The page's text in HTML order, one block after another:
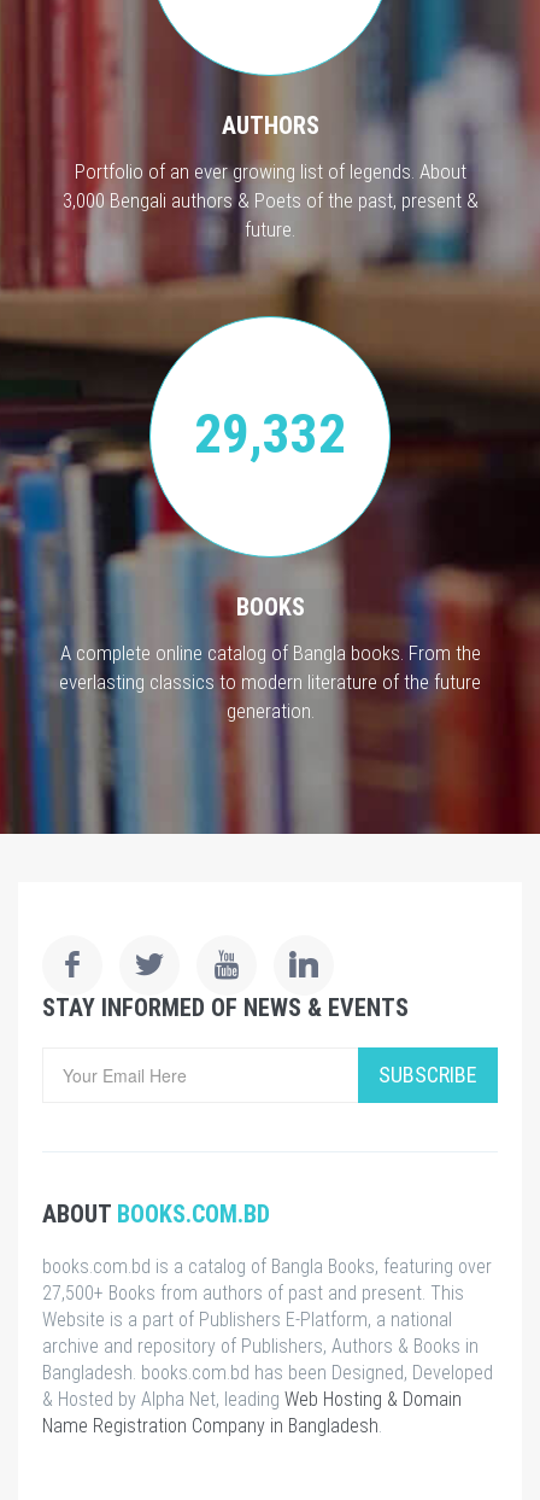
AUTHORS
Portfolio of an ever growing list of legends. About
3,000 Bengali authors & Poets of the past, present &
future.
29,332
BOOKS
A complete online catalog of Bangla books. From the
everlasting classics to modern literature of the future
generation.
STAY INFORMED OF NEWS & EVENTS
SUBSCRIBE
ABOUT BOOKS.COM.BD
books.com.bd is a catalog of Bangla Books, featuring over
27,500+ Books from authors of past and present. This
Website is a part of Publishers E-Platform, a national
archive and repository of Publishers, Authors & Books in
Bangladesh. books.com.bd has been Designed, Developed
& Hosted by Alpha Net, leading Web Hosting & Domain
Name Registration Company in Bangladesh